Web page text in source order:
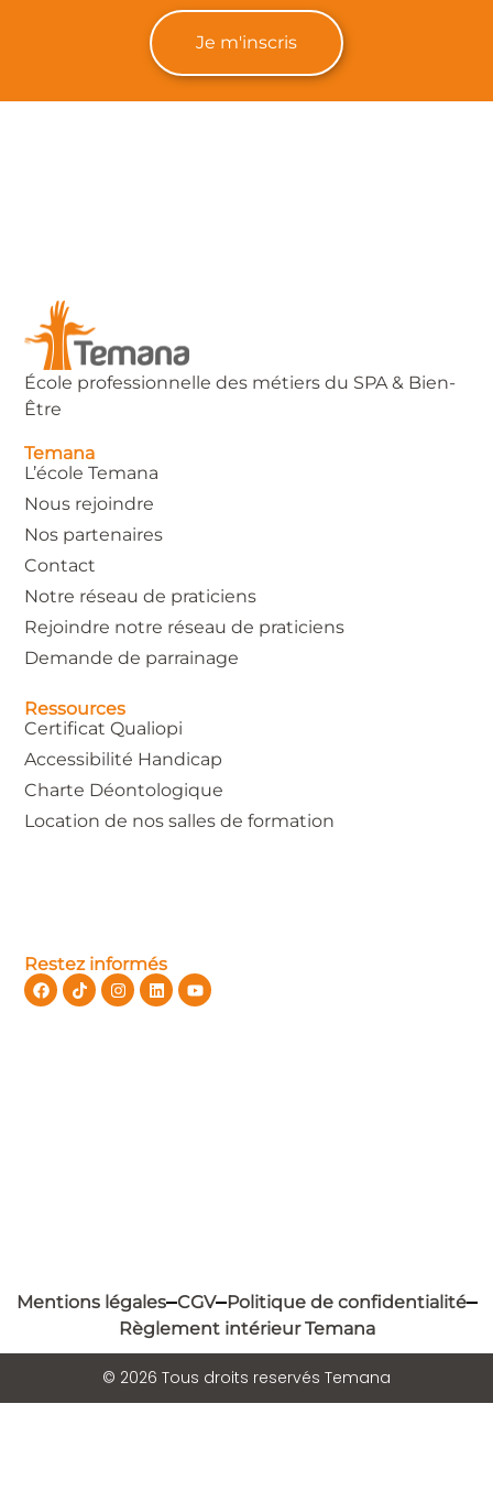
Je m'inscris
École professionnelle des métiers du SPA & Bien-
Être
Temana
L’école Temana
Nous rejoindre
Nos partenaires
Contact
Notre réseau de praticiens
Rejoindre notre réseau de praticiens
Demande de parrainage
Ressources
Certificat Qualiopi
Accessibilité Handicap
Charte Déontologique
Location de nos salles de formation
Restez informés
Mentions légales CGV Politique de confidentialité
Règlement intérieur Temana
© 2026 Tous droits reservés Temana